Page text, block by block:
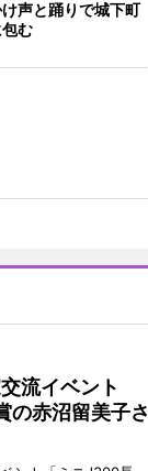
声と踊りで城下町
む
流イベント
の赤沼留美子さ